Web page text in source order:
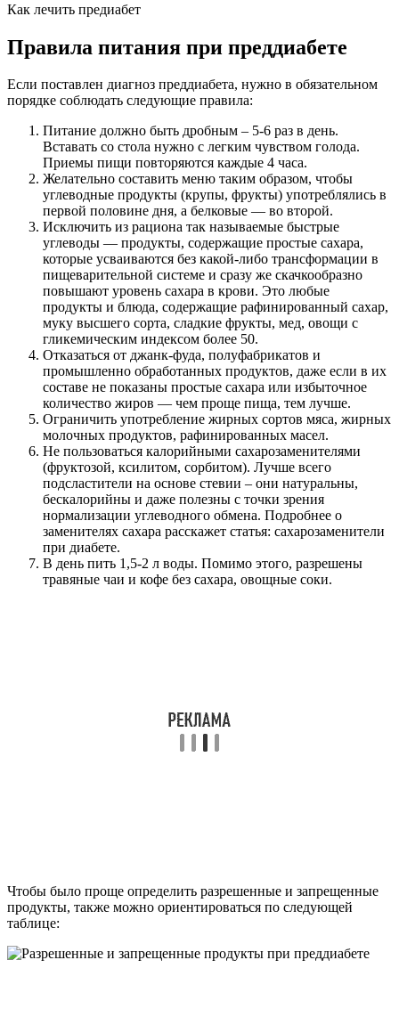
Как лечить предиабет
Правила питания при преддиабете
Если поставлен диагноз преддиабета, нужно в обязательном
порядке соблюдать следующие правила:
Питание должно быть дробным – 5-6 раз в день.
Вставать со стола нужно с легким чувством голода.
Приемы пищи повторяются каждые 4 часа.
Желательно составить меню таким образом, чтобы
углеводные продукты (крупы, фрукты) употреблялись в
первой половине дня, а белковые — во второй.
Исключить из рациона так называемые быстрые
углеводы — продукты, содержащие простые сахара,
которые усваиваются без какой-либо трансформации в
пищеварительной системе и сразу же скачкообразно
повышают уровень сахара в крови. Это любые
продукты и блюда, содержащие рафинированный сахар,
муку высшего сорта, сладкие фрукты, мед, овощи с
гликемическим индексом более 50.
Отказаться от джанк-фуда, полуфабрикатов и
промышленно обработанных продуктов, даже если в их
составе не показаны простые сахара или избыточное
количество жиров — чем проще пища, тем лучше.
Ограничить употребление жирных сортов мяса, жирных
молочных продуктов, рафинированных масел.
Не пользоваться калорийными сахарозаменителями
(фруктозой, ксилитом, сорбитом). Лучше всего
подсластители на основе стевии – они натуральны,
бескалорийны и даже полезны с точки зрения
нормализации углеводного обмена. Подробнее о
заменителях сахара расскажет статья: сахарозаменители
при диабете.
В день пить 1,5-2 л воды. Помимо этого, разрешены
травяные чаи и кофе без сахара, овощные соки.
Чтобы было проще определить разрешенные и запрещенные
продукты, также можно ориентироваться по следующей
таблице: